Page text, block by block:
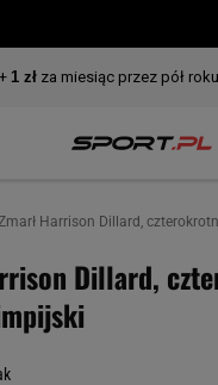
Harrison Dillard,
Dillard,